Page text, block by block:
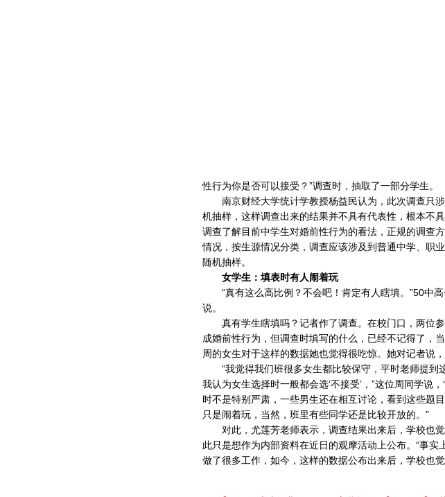
性行为你是否可以接受？”调查时，抽取了一部分学生。
南京财经大学统计学教授杨益民认为，此次调查只涉
机抽样，这样调查出来的结果并不具有代表性，根本不
调查了解目前中学生对婚前性行为的看法，正规的调查
情况，按生源情况分类，调查应该涉及到普通中学、职
随机抽样。
女学生：填表时有人闹着玩
“真有这么高比例？不会吧！肯定有人瞎填。”50中高
说。
真有学生瞎填吗？记者作了调查。在校门口，两位参
成婚前性行为，但调查时填写的什么，已经不记得了，
周的女生对于这样的数据她也觉得很吃惊。她对记者说，
“我觉得我们班很多女生都比较保守，平时老师提到
我认为女生选择时一般都会选‘不接受’，”这位周同学说
时不是特别严肃，一些男生还在相互讨论，看到这些题目
只是闹着玩，当然，班里有些同学还是比较开放的。”
对此，尤莲芳老师表示，调查结果出来后，学校也觉
此只是想作为内部资料在近日的观摩活动上公布。“事
做了很多工作，如今，这样的数据公布出来后，学校也